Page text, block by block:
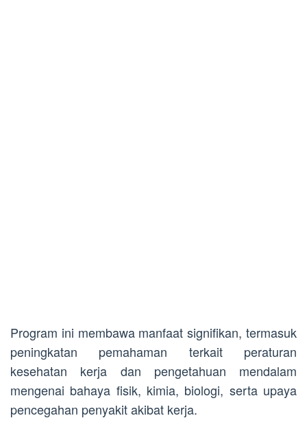
Program ini membawa manfaat signifikan, termasuk
peningkatan pemahaman terkait peraturan
kesehatan kerja dan pengetahuan mendalam
mengenai bahaya fisik, kimia, biologi, serta upaya
pencegahan penyakit akibat kerja.